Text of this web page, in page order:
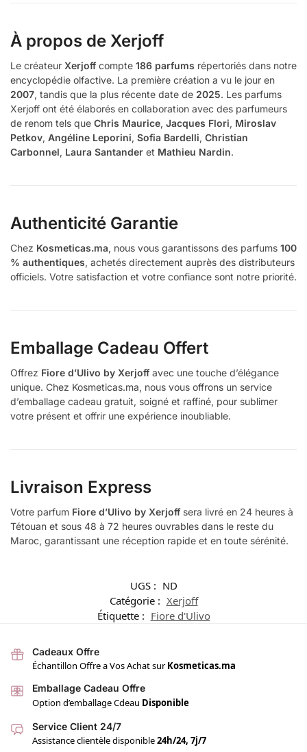
À propos de Xerjoff
Le créateur Xerjoff compte 186 parfums répertoriés dans notre
encyclopédie olfactive. La première création a vu le jour en
2007, tandis que la plus récente date de 2025. Les parfums
Xerjoff ont été élaborés en collaboration avec des parfumeurs
de renom tels que Chris Maurice, Jacques Flori, Miroslav
Petkov, Angéline Leporini, Sofia Bardelli, Christian
Carbonnel, Laura Santander et Mathieu Nardin.
Authenticité Garantie
Chez Kosmeticas.ma, nous vous garantissons des parfums 100
% authentiques, achetés directement auprès des distributeurs
officiels. Votre satisfaction et votre confiance sont notre priorité.
Emballage Cadeau Offert
Offrez Fiore d’Ulivo by Xerjoff avec une touche d’élégance
unique. Chez Kosmeticas.ma, nous vous offrons un service
d’emballage cadeau gratuit, soigné et raffiné, pour sublimer
votre présent et offrir une expérience inoubliable.
Livraison Express
Votre parfum Fiore d’Ulivo by Xerjoff sera livré en 24 heures à
Tétouan et sous 48 à 72 heures ouvrables dans le reste du
Maroc, garantissant une réception rapide et en toute sérénité.
UGS : ND
Catégorie : Xerjoff
Étiquette : Fiore d'Ulivo
Cadeaux Offre
Échantillon Offre a Vos Achat surKosmeticas.ma
Emballage Cadeau Offre
Option d’emballage Cdeau Disponible
Service Client 24/7
Assistance clientèle disponible24h/24, 7j/7